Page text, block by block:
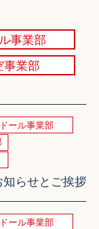
事業部
事業部
ドール事業部
らせとご挨拶
ドール事業部